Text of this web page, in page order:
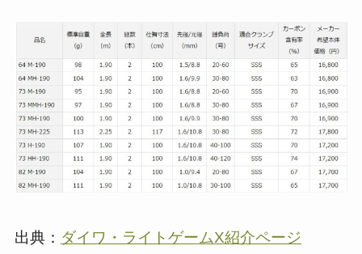
出典： ダイワ・ライトゲームX紹介ページ